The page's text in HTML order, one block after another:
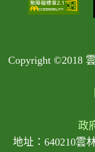
Copyright ©2018
政
地址：640210雲